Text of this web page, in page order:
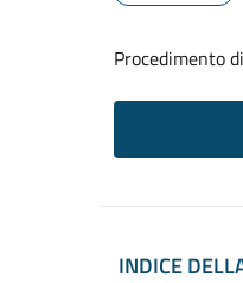
Procedimento
INDICE